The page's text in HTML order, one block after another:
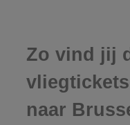
Zo vind jij
naar